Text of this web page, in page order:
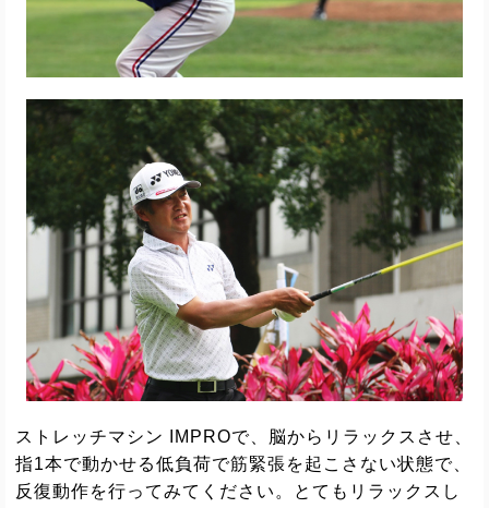
ストレッチマシン IMPROで、脳からリラックスさせ、
指1本で動かせる低負荷で筋緊張を起こさない状態で、
反復動作を行ってみてください。とてもリラックスし